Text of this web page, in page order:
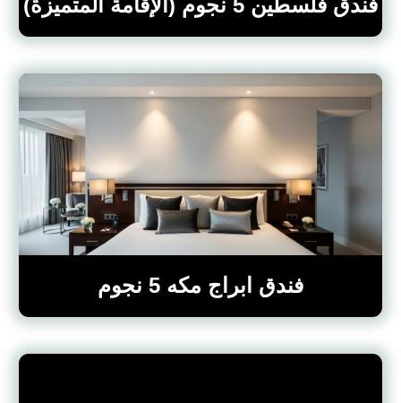
فندق فلسطين 5 نجوم (الإقامة المتميزة)
فندق ابراج مكه 5 نجوم